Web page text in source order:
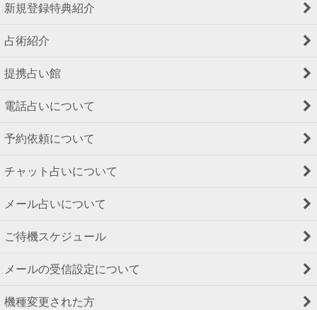
新規登録特典紹介
占術紹介
提携占い館
電話占いについて
予約依頼について
チャット占いについて
メール占いについて
ご待機スケジュール
メールの受信設定について
機種変更された方